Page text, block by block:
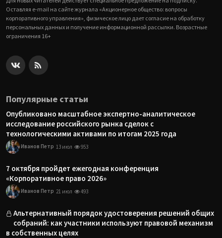
Оставляя e-mail на сайте журнала «Акционерное общество: вопросы
корпоративного управления», физическое лицо дает согласие на обработку
персональных данных и получение информационной рассылки. Возрастные
ограничения 16+
Популярные статьи
Опубликовано масштабное экспертно-аналитическое
исследование российского рынка сделок с
технологическими активами по итогам 2025 года
Иванов Петр 13 июл 953
7 октября пройдет ежегодная конференция
«Корпоративное право 2026»
Иванов Петр 21 июл 493
Альтернативный порядок удостоверения решений общих
собраний: как участники используют правовой механизм
в собственных целях